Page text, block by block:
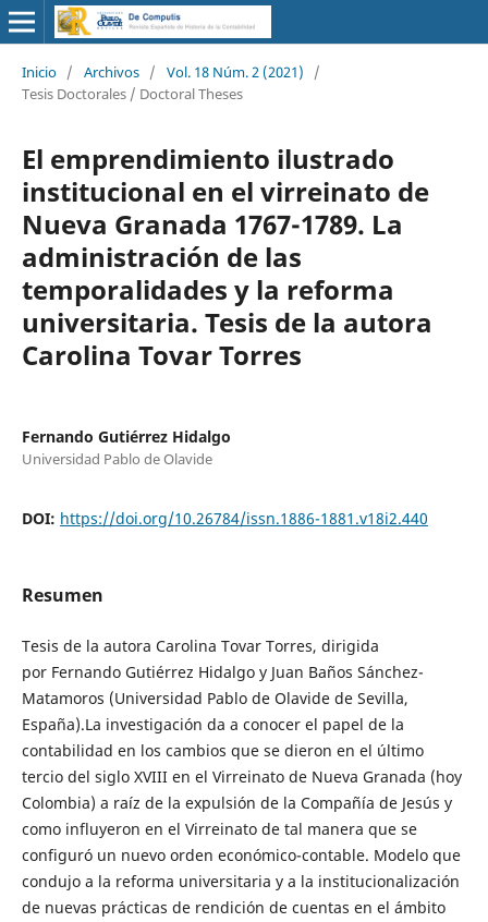
Inicio / Archivos / Vol. 18 Núm. 2 (2021)
/
Tesis Doctorales / Doctoral Theses
El emprendimiento ilustrado
institucional en el virreinato de
Nueva Granada 1767-1789. La
administración de las
temporalidades y la reforma
universitaria. Tesis de la autora
Carolina Tovar Torres
Fernando Gutiérrez Hidalgo
Universidad Pablo de Olavide
DOI: https://doi.org/10.26784/issn.1886-1881.v18i2.440
Resumen
Tesis de la autora Carolina Tovar Torres, dirigida
por Fernando Gutiérrez Hidalgo y Juan Baños Sánchez-
Matamoros (Universidad Pablo de Olavide de Sevilla,
España).La investigación da a conocer el papel de la
contabilidad en los cambios que se dieron en el último
tercio del siglo XVIII en el Virreinato de Nueva Granada (hoy
Colombia) a raíz de la expulsión de la Compañía de Jesús y
como influyeron en el Virreinato de tal manera que se
configuró un nuevo orden económico-contable. Modelo que
condujo a la reforma universitaria y a la institucionalización
de nuevas prácticas de rendición de cuentas en el ámbito